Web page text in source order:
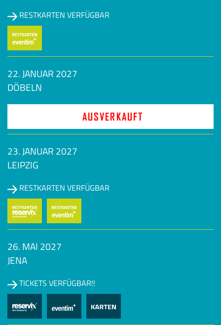
RESTKARTEN VERFÜGBAR
22. JANUAR 2027
DÖBELN
AUSVERKAUFT
23. JANUAR 2027
LEIPZIG
RESTKARTEN VERFÜGBAR
26. MAI 2027
JENA
TICKETS VERFÜGBAR!!